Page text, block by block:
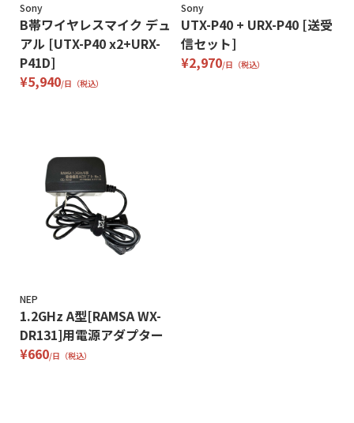
Sony
B帯ワイヤレスマイク デュ
アル [UTX-P40 x2+URX-
P41D]
¥5,940/日（税込）
Sony
UTX-P40 + URX-P40 [送受
信セット]
¥2,970/日（税込）
NEP
1.2GHz A型[RAMSA WX-
DR131]用電源アダプター
¥660/日（税込）